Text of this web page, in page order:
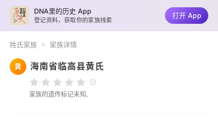
姓氏家族 家族详情
黄 海南省临高县黄氏
家族的遗传标记未知,
DNA里的历史 App
登记资料，获取你的家族线索
打开 App